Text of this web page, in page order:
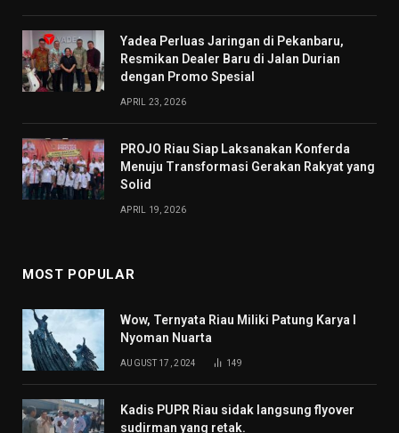
Yadea Perluas Jaringan di Pekanbaru,
Resmikan Dealer Baru di Jalan Durian
dengan Promo Spesial
APRIL 23, 2026
PROJO Riau Siap Laksanakan Konferda
Menuju Transformasi Gerakan Rakyat yang
Solid
APRIL 19, 2026
MOST POPULAR
Wow, Ternyata Riau Miliki Patung Karya I
Nyoman Nuarta
AUGUST 17, 2024 149
Kadis PUPR Riau sidak langsung flyover
sudirman yang retak.